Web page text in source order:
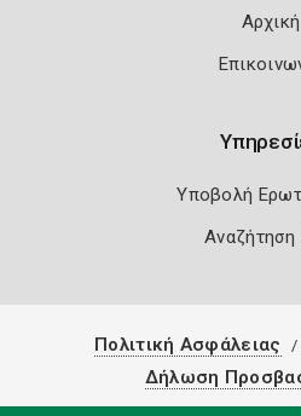
Αρχική
Υποβολή
Πολιτική Ασφάλειας
Δήλωση